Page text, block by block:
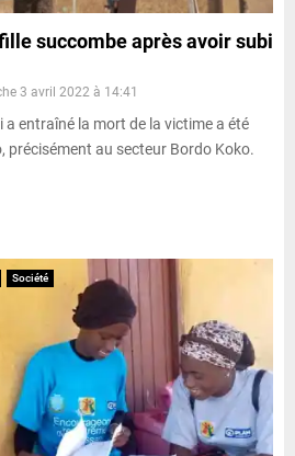
succombe après avoir subi
3 avril 2022 à 14:41
a entraîné la mort de la victime a été
précisément au secteur Bordo Koko.
Société